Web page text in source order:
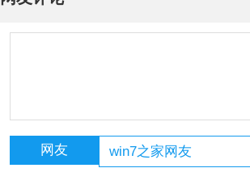
网友